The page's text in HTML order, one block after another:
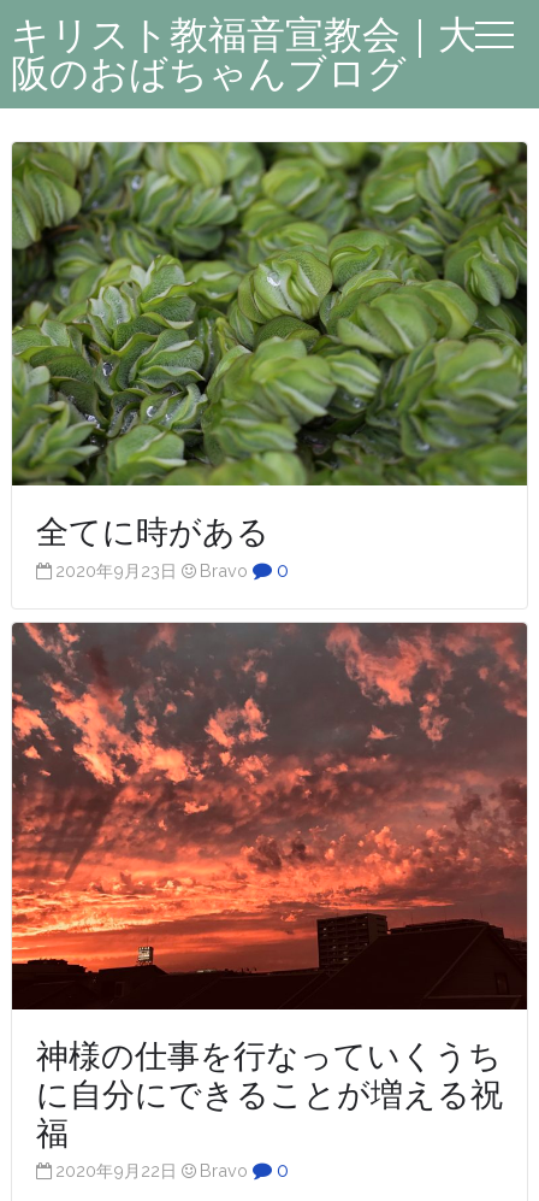
キリスト教福音宣教会｜大
阪のおばちゃんブログ
全てに時がある
2020年9月23日 Bravo 0
神様の仕事を行なっていくうち
に自分にできることが増える祝
福
2020年9月22日 Bravo 0